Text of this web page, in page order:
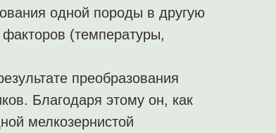
одной породы в другую
(температуры,
преобразования
Благодаря этому он, как
мелкозернистой